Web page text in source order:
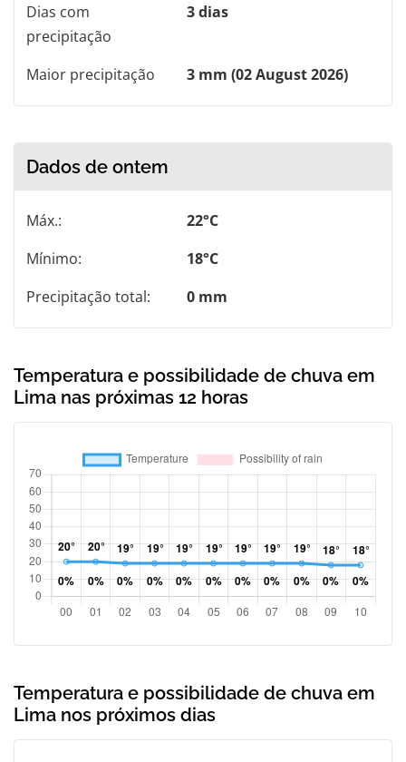
Dias com
precipitação
3 dias
Maior precipitação 3 mm (02 August 2026)
Dados de ontem
Máx.:
22°C
Mínimo:
18°C
Precipitação total:
0 mm
Temperatura e possibilidade de chuva em
Lima nas próximas 12 horas
Temperatura e possibilidade de chuva em
Lima nos próximos dias